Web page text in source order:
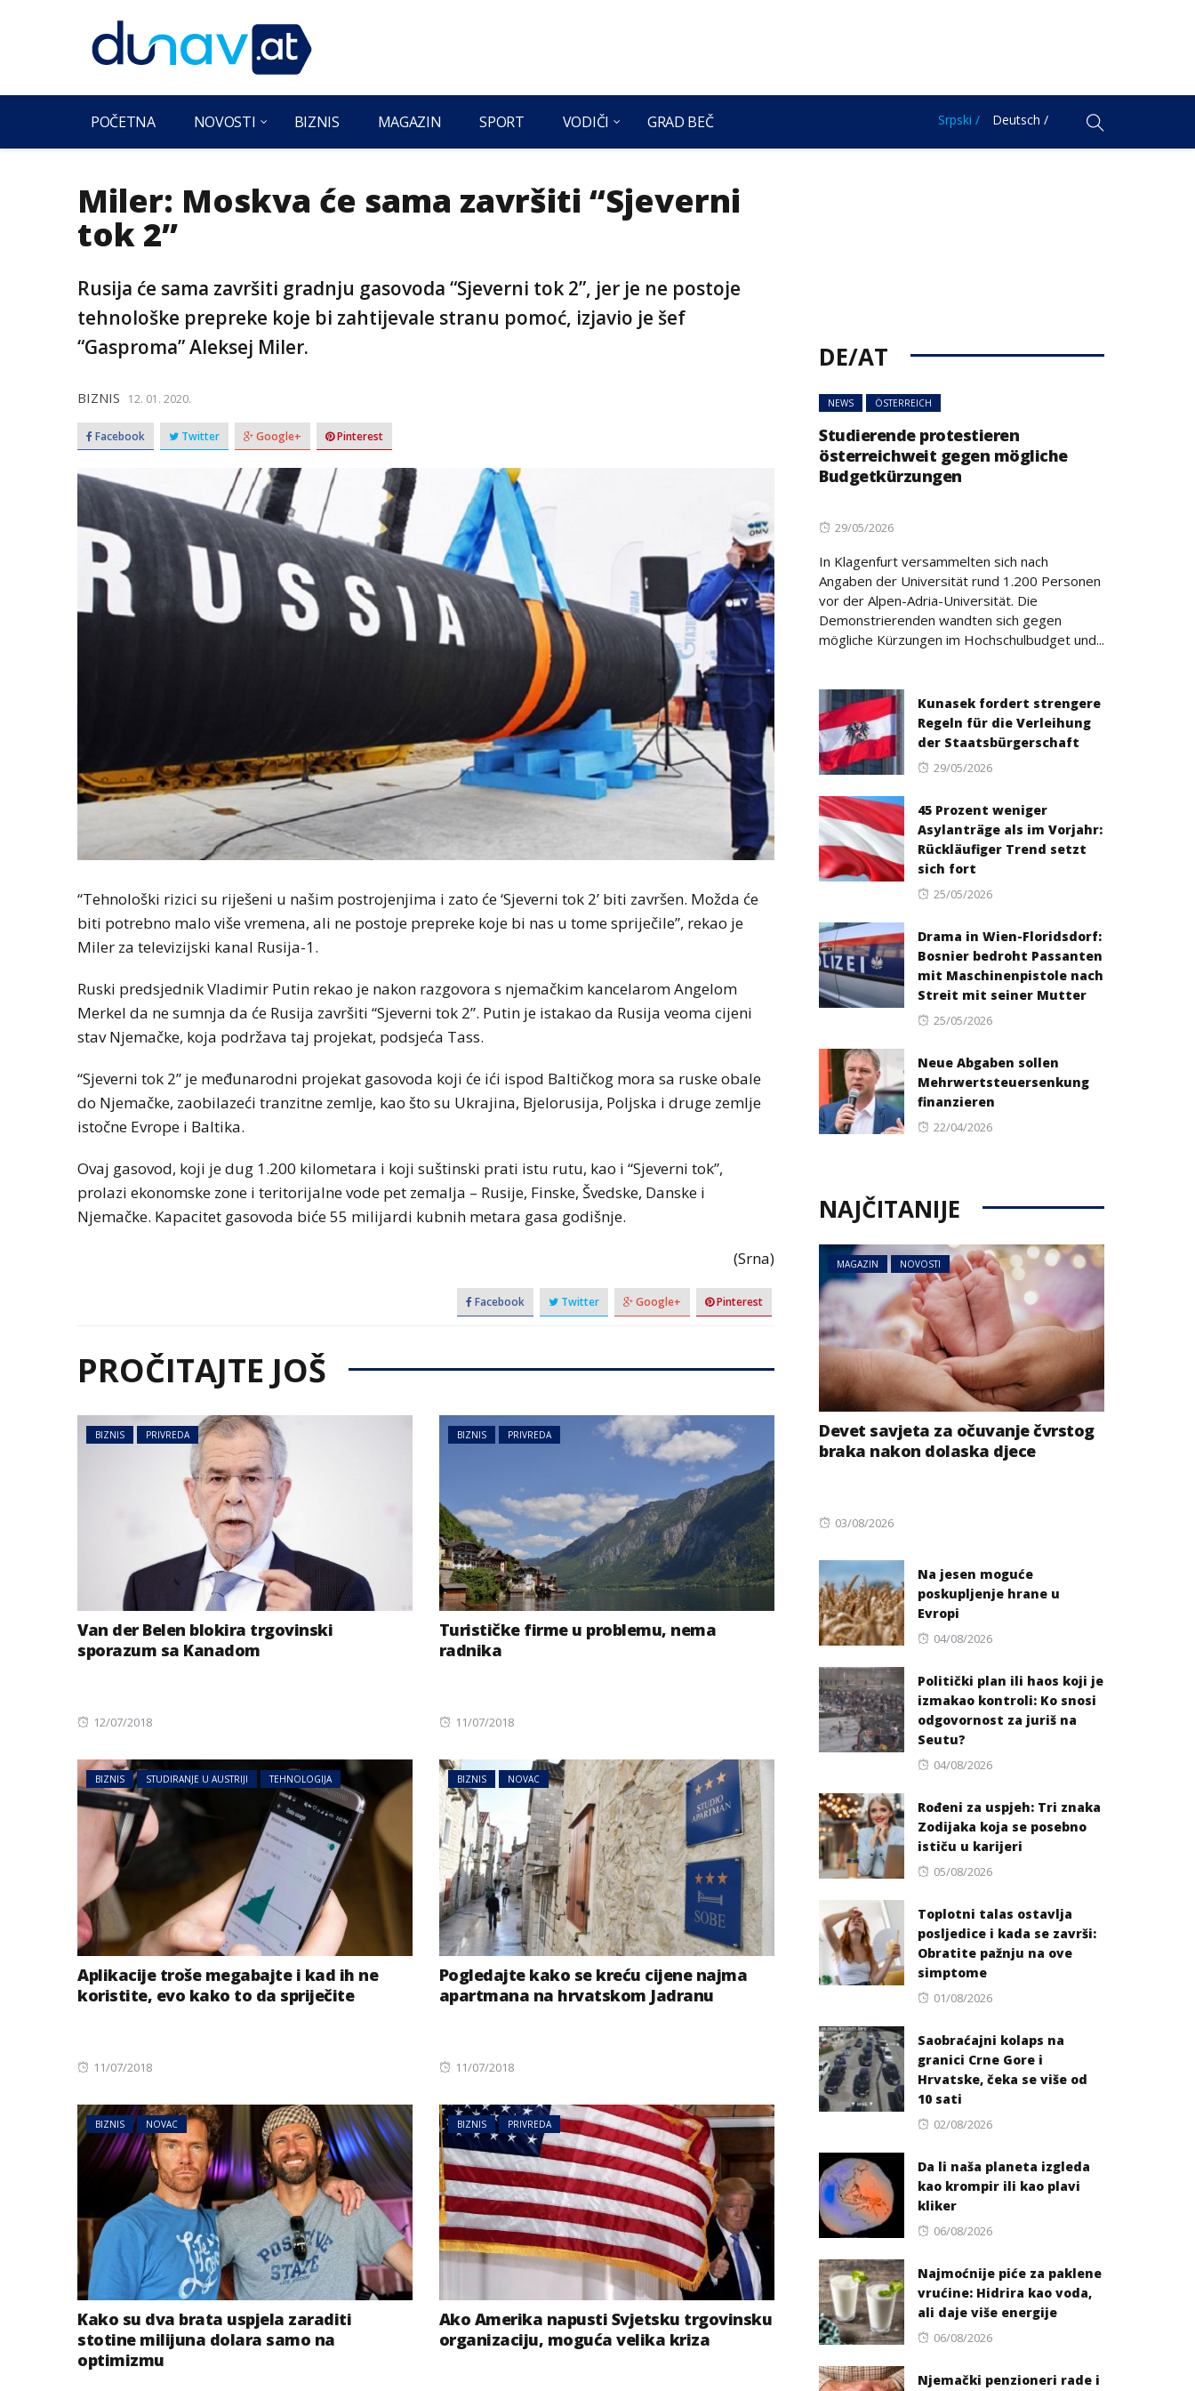
POČETNA NOVOSTI BIZNIS MAGAZIN SPORT VODIČI GRAD BEČ Srpski / Deutsch /
Miler: Moskva će sama završiti “Sjeverni
tok 2”
Rusija će sama završiti gradnju gasovoda “Sjeverni tok 2”, jer je ne postoje
tehnološke prepreke koje bi zahtijevale stranu pomoć, izjavio je šef
“Gasproma” Aleksej Miler.
BIZNIS 12. 01. 2020.
Facebook Twitter Google+ Pinterest
“Tehnološki rizici su riješeni u našim postrojenjima i zato će ‘Sjeverni tok 2’ biti završen. Možda će
biti potrebno malo više vremena, ali ne postoje prepreke koje bi nas u tome spriječile”, rekao je
Miler za televizijski kanal Rusija-1.
Ruski predsjednik Vladimir Putin rekao je nakon razgovora s njemačkim kancelarom Angelom
Merkel da ne sumnja da će Rusija završiti “Sjeverni tok 2”. Putin je istakao da Rusija veoma cijeni
stav Njemačke, koja podržava taj projekat, podsjeća Tass.
“Sjeverni tok 2” je međunarodni projekat gasovoda koji će ići ispod Baltičkog mora sa ruske obale
do Njemačke, zaobilazeći tranzitne zemlje, kao što su Ukrajina, Bjelorusija, Poljska i druge zemlje
istočne Evrope i Baltika.
Ovaj gasovod, koji je dug 1.200 kilometara i koji suštinski prati istu rutu, kao i “Sjeverni tok”,
prolazi ekonomske zone i teritorijalne vode pet zemalja – Rusije, Finske, Švedske, Danske i
Njemačke. Kapacitet gasovoda biće 55 milijardi kubnih metara gasa godišnje.
(Srna)
Facebook Twitter Google+ Pinterest
PROČITAJTE JOŠ
BIZNIS PRIVREDA
Van der Belen blokira trgovinski
sporazum sa Kanadom
Posted
12/07/2018
BIZNIS PRIVREDA
Turističke firme u problemu, nema
radnika
Posted
11/07/2018
BIZNIS STUDIRANJE U AUSTRIJI TEHNOLOGIJA
Aplikacije troše megabajte i kad ih ne
koristite, evo kako to da spriječite
Posted
11/07/2018
BIZNIS NOVAC
Pogledajte kako se kreću cijene najma
apartmana na hrvatskom Jadranu
Posted
11/07/2018
BIZNIS NOVAC
Kako su dva brata uspjela zaraditi
stotine milijuna dolara samo na
optimizmu
BIZNIS PRIVREDA
Ako Amerika napusti Svjetsku trgovinsku
organizaciju, moguća velika kriza
DE/AT
NEWS ÖSTERREICH
Studierende protestieren
österreichweit gegen mögliche
Budgetkürzungen
Posted
29/05/2026
In Klagenfurt versammelten sich nach
Angaben der Universität rund 1.200 Personen
vor der Alpen-Adria-Universität. Die
Demonstrierenden wandten sich gegen
mögliche Kürzungen im Hochschulbudget und...
Kunasek fordert strengere
Regeln für die Verleihung
der Staatsbürgerschaft
Posted
29/05/2026
45 Prozent weniger
Asylanträge als im Vorjahr:
Rückläufiger Trend setzt
sich fort
Posted
25/05/2026
Drama in Wien-Floridsdorf:
Bosnier bedroht Passanten
mit Maschinenpistole nach
Streit mit seiner Mutter
Posted
25/05/2026
Neue Abgaben sollen
Mehrwertsteuersenkung
finanzieren
Posted
22/04/2026
NAJČITANIJE
MAGAZIN NOVOSTI
Devet savjeta za očuvanje čvrstog
braka nakon dolaska djece
Posted
03/08/2026
Na jesen moguće
poskupljenje hrane u
Evropi
Posted
04/08/2026
Politički plan ili haos koji je
izmakao kontroli: Ko snosi
odgovornost za juriš na
Seutu?
Posted
04/08/2026
Rođeni za uspjeh: Tri znaka
Zodijaka koja se posebno
ističu u karijeri
Posted
05/08/2026
Toplotni talas ostavlja
posljedice i kada se završi:
Obratite pažnju na ove
simptome
Posted
01/08/2026
Saobraćajni kolaps na
granici Crne Gore i
Hrvatske, čeka se više od
10 sati
Posted
02/08/2026
Da li naša planeta izgleda
kao krompir ili kao plavi
kliker
Posted
06/08/2026
Najmoćnije piće za paklene
vrućine: Hidrira kao voda,
ali daje više energije
Posted
06/08/2026
Njemački penzioneri rade i